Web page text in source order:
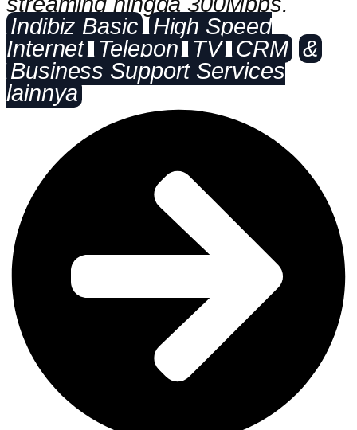
Indibiz Basic
High Speed
Internet
Telepon TV CRM &
Business Support Services
lainnya